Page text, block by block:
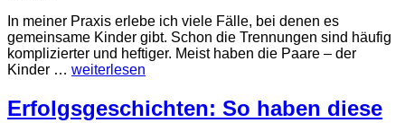
In meiner Praxis erlebe ich viele Fälle, bei denen es
gemeinsame Kinder gibt. Schon die Trennungen sind häufig
komplizierter und heftiger. Meist haben die Paare – der
Kinder … weiterlesen
Erfolgsgeschichten: So haben diese